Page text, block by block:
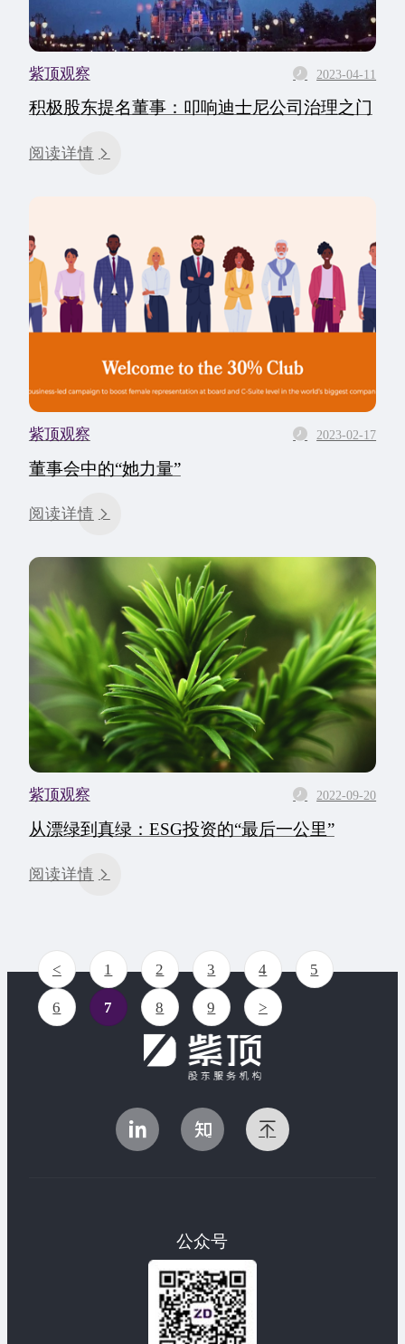
紫顶观察 2023-04-11
积极股东提名董事：叩响迪士尼公司治理之门
阅读详情
紫顶观察 2023-02-17
董事会中的“她力量”
阅读详情
紫顶观察 2022-09-20
从漂绿到真绿：ESG投资的“最后一公里”
阅读详情
< 1 2 3 4 5
6 7 8 9 >
公众号